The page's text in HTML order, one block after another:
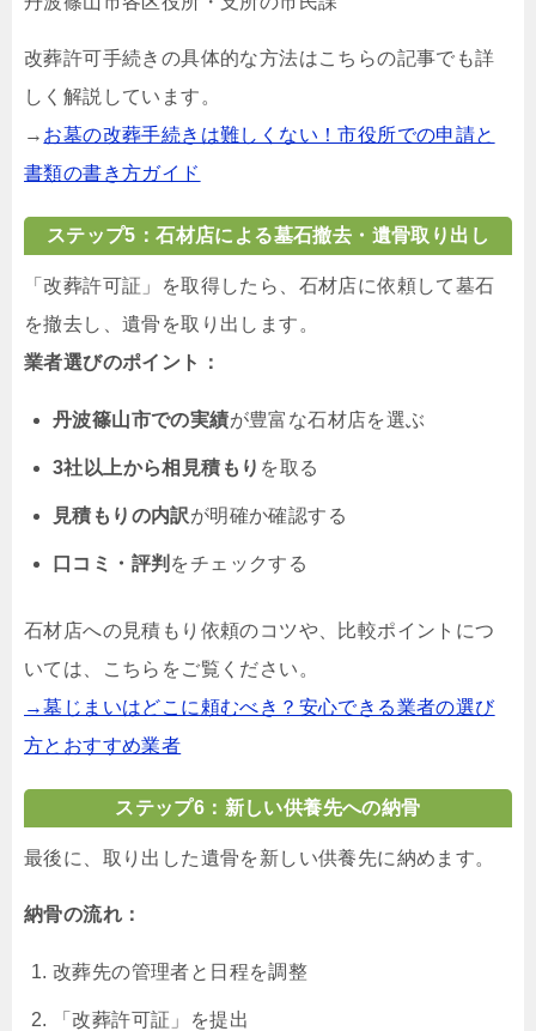
改葬許可手続きの具体的な方法はこちらの記事でも詳
しく解説しています。
→ お墓の改葬手続きは難しくない！市役所での申請と
書類の書き方ガイド
ステップ5：石材店による墓石撤去・遺骨取り出し
「改葬許可証」を取得したら、石材店に依頼して墓石
を撤去し、遺骨を取り出します。
業者選びのポイント：
丹波篠山市での実績が豊富な石材店を選ぶ
3社以上から相見積もり を取る
見積もりの内訳が明確か確認する
口コミ・評判 をチェックする
石材店への見積もり依頼のコツや、比較ポイントにつ
いては、こちらをご覧ください。
→墓じまいはどこに頼むべき？安心できる業者の選び
方とおすすめ業者
ステップ6：新しい供養先への納骨
最後に、取り出した遺骨を新しい供養先に納めます。
納骨の流れ：
改葬先の管理者と日程を調整
「改葬許可証」を提出